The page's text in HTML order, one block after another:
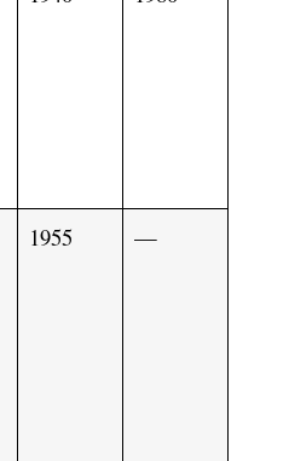
1955 —